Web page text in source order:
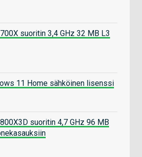
suoritin 3,4 GHz 32 MB L3
11 Home sähköinen lisenssi
suoritin 4,7 GHz 96 MB